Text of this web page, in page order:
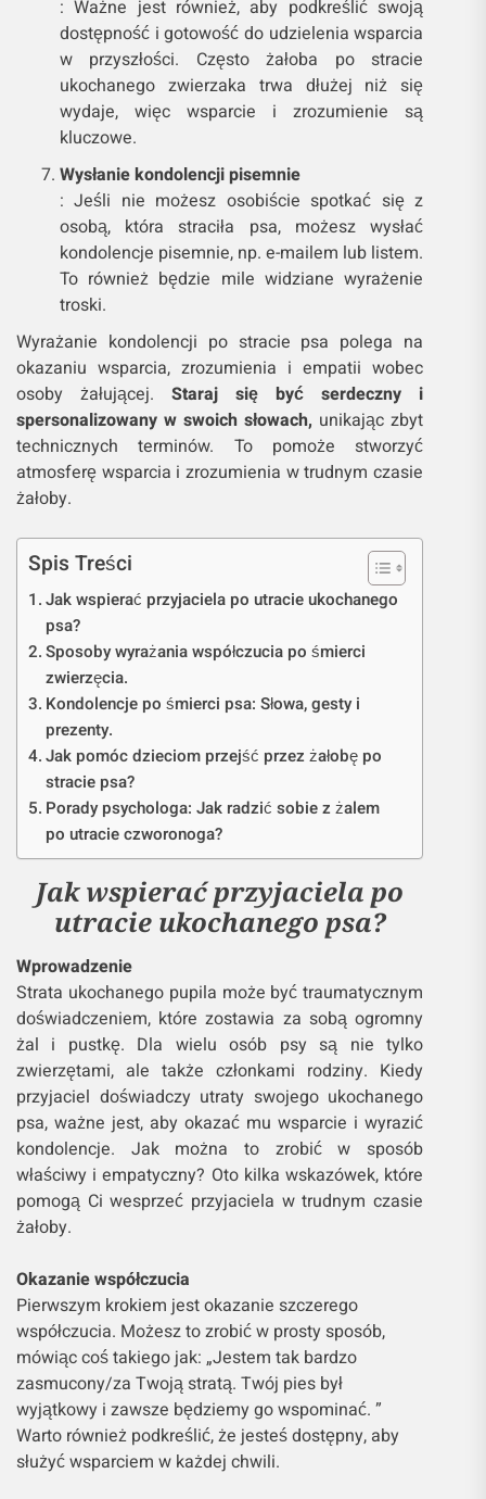
: Ważne jest również, aby podkreślić swoją
dostępność i gotowość do udzielenia wsparcia
w przyszłości. Często żałoba po stracie
ukochanego zwierzaka trwa dłużej niż się
wydaje, więc wsparcie i zrozumienie są
kluczowe.
Wysłanie kondolencji pisemnie
: Jeśli nie możesz osobiście spotkać się z
osobą, która straciła psa, możesz wysłać
kondolencje pisemnie, np. e-mailem lub listem.
To również będzie mile widziane wyrażenie
troski.
Wyrażanie kondolencji po stracie psa polega na
okazaniu wsparcia, zrozumienia i empatii wobec
osoby żałującej.Staraj się być serdeczny i
spersonalizowany w swoich słowach, unikając zbyt
technicznych terminów. To pomoże stworzyć
atmosferę wsparcia i zrozumienia w trudnym czasie
żałoby.
Spis Treści
Jak wspierać przyjaciela po utracie ukochanego
psa?
Sposoby wyrażania współczucia po śmierci
zwierzęcia.
Kondolencje po śmierci psa: Słowa, gesty i
prezenty.
Jak pomóc dzieciom przejść przez żałobę po
stracie psa?
Porady psychologa: Jak radzić sobie z żalem
po utracie czworonoga?
Jak wspierać przyjaciela po
utracie ukochanego psa?
Wprowadzenie
Strata ukochanego pupila może być traumatycznym
doświadczeniem, które zostawia za sobą ogromny
żal i pustkę. Dla wielu osób psy są nie tylko
zwierzętami, ale także członkami rodziny. Kiedy
przyjaciel doświadczy utraty swojego ukochanego
psa, ważne jest, aby okazać mu wsparcie i wyrazić
kondolencje. Jak można to zrobić w sposób
właściwy i empatyczny? Oto kilka wskazówek, które
pomogą Ci wesprzeć przyjaciela w trudnym czasie
żałoby.
Okazanie współczucia
Pierwszym krokiem jest okazanie szczerego
współczucia. Możesz to zrobić w prosty sposób,
mówiąc coś takiego jak: „Jestem tak bardzo
zasmucony/za Twoją stratą. Twój pies był
wyjątkowy i zawsze będziemy go wspominać. ”
Warto również podkreślić, że jesteś dostępny, aby
służyć wsparciem w każdej chwili.